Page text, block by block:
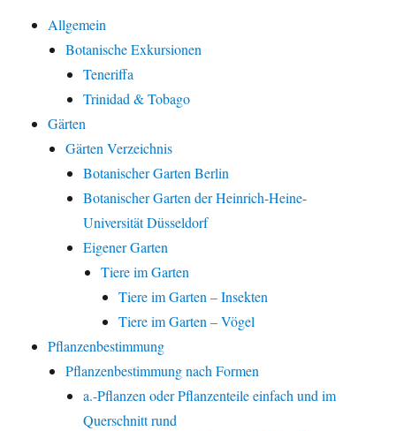
Allgemein
Botanische Exkursionen
Teneriffa
Trinidad & Tobago
Gärten
Gärten Verzeichnis
Botanischer Garten Berlin
Botanischer Garten der Heinrich-Heine-
Universität Düsseldorf
Eigener Garten
Tiere im Garten
Tiere im Garten – Insekten
Tiere im Garten – Vögel
Pflanzenbestimmung
Pflanzenbestimmung nach Formen
a.-Pflanzen oder Pflanzenteile einfach und im
Querschnitt rund